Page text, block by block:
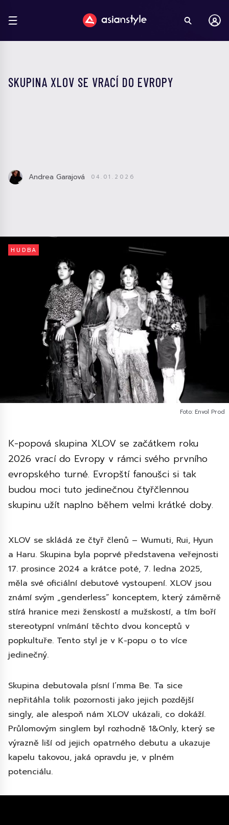
SKUPINA XLOV SE VRACÍ DO EVROPY
Andrea Garajová 04.01.2026
HUDBA
Foto: Envol Prod
K-popová skupina XLOV se začátkem roku
2026 vrací do Evropy v rámci svého prvního
evropského turné. Evropští fanoušci si tak
budou moci tuto jedinečnou čtyřčlennou
skupinu užít naplno během velmi krátké doby.
XLOV se skládá ze čtyř členů – Wumuti, Rui, Hyun
a Haru. Skupina byla poprvé představena veřejnosti
17. prosince 2024 a krátce poté, 7. ledna 2025,
měla své oficiální debutové vystoupení. XLOV jsou
známí svým „genderless“ konceptem, který záměrně
stírá hranice mezi ženskostí a mužskostí, a tím boří
stereotypní vnímání těchto dvou konceptů v
popkultuře. Tento styl je v K-popu o to více
jedinečný.
Skupina debutovala písní I’mma Be. Ta sice
nepřitáhla tolik pozornosti jako jejich pozdější
singly, ale alespoň nám XLOV ukázali, co dokáží.
Průlomovým singlem byl rozhodně 1&Only, který se
výrazně liší od jejich opatrného debutu a ukazuje
kapelu takovou, jaká opravdu je, v plném
potenciálu.